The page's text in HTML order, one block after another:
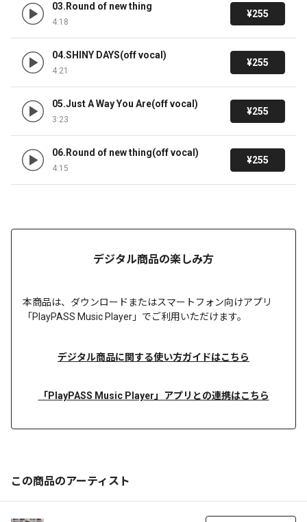
03.Round of new thing
4:18
¥255
04.SHINY DAYS(off vocal)
4:21
¥255
05.Just A Way You Are(off vocal)
3:23
¥255
06.Round of new thing(off vocal)
4:15
¥255
デジタル商品の楽しみ方
本商品は、 ダウンロードまたはスマートフォン向けアプリ
「PlayPASS Music Player」でご利用いただけます。
デジタル商品に関する使い方ガイドはこちら
「PlayPASS Music Player」アプリとの連携はこちら
この商品のアーティスト